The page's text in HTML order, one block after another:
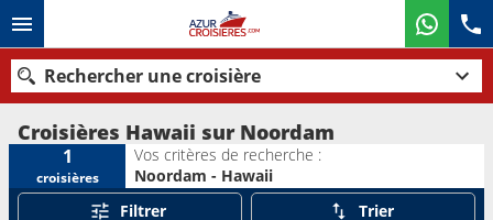
Rechercher une croisière
Nos destinations
Croisières Hawaii sur Noordam
1
croisières
Vos critères de recherche :
Noordam - Hawaii
Filtrer
Trier